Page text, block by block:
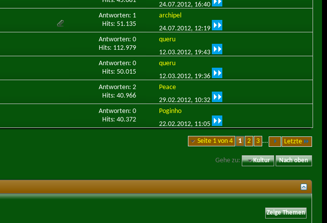
24.07.2012, 16:40
Antworten: 1
Hits: 51.135
archipel
24.07.2012, 12:19
Antworten: 0
Hits: 112.979
queru
12.03.2012, 19:43
Antworten: 0
Hits: 50.015
queru
12.03.2012, 19:36
Antworten: 2
Hits: 40.966
Peace
29.02.2012, 10:32
Antworten: 0
Hits: 40.372
Poginho
22.02.2012, 11:05
Seite 1 von 4 1 2 3 ... Letzte
Gehe zu: Kultur Nach oben